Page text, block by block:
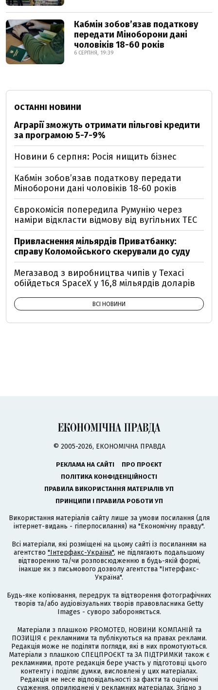
Кабмін зобовʼязав податкову
передати Міноборони дані
чоловіків 18-60 років
6 СЕРПНЯ, 19:39
ОСТАННІ НОВИНИ
Аграрії зможуть отримати пільгові кредити
за програмою 5-7-9%
Новини 6 серпня: Росія нищить бізнес
Кабмін зобовʼязав податкову передати
Міноборони дані чоловіків 18-60 років
Єврокомісія попередила Румунію через
наміри відкласти відмову від вугільних ТЕС
Привласнення мільярдів Приватбанку:
справу Коломойського скерували до суду
Мегазавод з виробництва чипів у Техасі
обійдеться SpaceX у 16,8 мільярдів доларів
ВСІ НОВИНИ
© 2005-2026, ЕКОНОМІЧНА ПРАВДА
РЕКЛАМА НА САЙТІ
ПРО ПРОЄКТ
ПОЛІТИКА КОНФІДЕНЦІЙНОСТІ
ПРАВИЛА ВИКОРИСТАННЯ МАТЕРІАЛІВ УП
ПРИНЦИПИ І ПРАВИЛА РОБОТИ УП
Використання матеріалів сайту лише за умови посилання (для
інтернет-видань - гіперпосилання) на "Економічну правду".
Всі матеріали, які розміщені на цьому сайті із посиланням на
агентство "Інтерфакс-Україна", не підлягають подальшому
відтворенню та/чи розповсюдженню в будь-якій формі,
інакше як з письмового дозволу агентства "Інтерфакс-
Україна".
Будь-яке копіювання, передрук та відтворення фотографічних
творів та/або аудіовізуальних творів правовласника Getty
Images - суворо забороняється.
Матеріали з плашкою PROMOTED, НОВИНИ КОМПАНІЙ та
ПОЗИЦІЯ є рекламними та публікуються на правах реклами.
Редакція може не поділяти погляди, які в них промотуються.
Матеріали з плашкою СПЕЦПРОЄКТ та ЗА ПІДТРИМКИ також є
рекламними, проте редакція бере участь у підготовці цього
контенту і поділяє думки, висловлені у цих матеріалах.
Редакція не несе відповідальності за факти та оціночні
судження, оприлюднені у рекламних матеріалах. Згідно з